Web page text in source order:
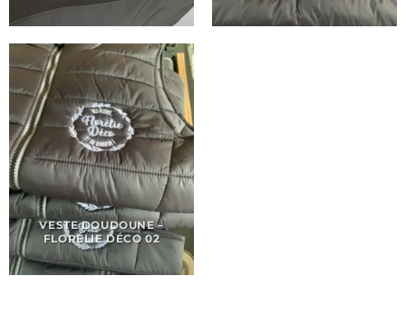
VESTE DOUDOUNE –
FLORÉLIE DÉCO 02